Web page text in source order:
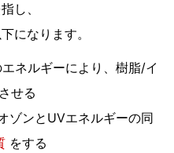
し、
になります。
エネルギーにより、樹脂/イ
せる
ゾンとUVエネルギーの同
をする